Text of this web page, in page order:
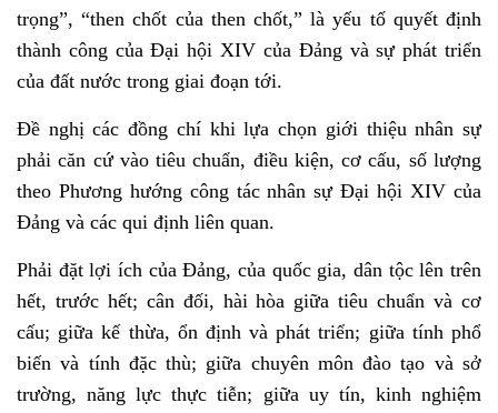
trọng”, “then chốt của then chốt,” là yếu tố quyết định
thành công của Đại hội XIV của Đảng và sự phát triển
của đất nước trong giai đoạn tới.
Đề nghị các đồng chí khi lựa chọn giới thiệu nhân sự
phải căn cứ vào tiêu chuẩn, điều kiện, cơ cấu, số lượng
theo Phương hướng công tác nhân sự Đại hội XIV của
Đảng và các qui định liên quan.
Phải đặt lợi ích của Đảng, của quốc gia, dân tộc lên trên
hết, trước hết; cân đối, hài hòa giữa tiêu chuẩn và cơ
cấu; giữa kế thừa, ổn định và phát triển; giữa tính phổ
biến và tính đặc thù; giữa chuyên môn đào tạo và sở
trường, năng lực thực tiễn; giữa uy tín, kinh nghiệm